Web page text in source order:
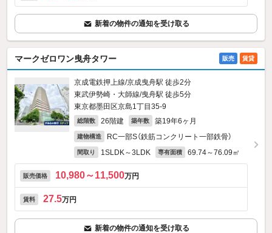
新着の物件の通知を受け取る
マークゼロワン曳舟タワー 販売 賃貸
京成電鉄押上線/京成曳舟駅 徒歩2分
東武伊勢崎・大師線/曳舟駅 徒歩5分
東京都墨田区京島1丁目35-9
総階数 26階建 築年数 築19年6ヶ月
建物構造 RC一部S（鉄筋コンクリート一部鉄骨）
間取り 1SLDK～3LDK 専有面積 69.74～76.09㎡
販売価格 10,980～11,500万円
賃料 27.5万円
新着の物件の通知を受け取る